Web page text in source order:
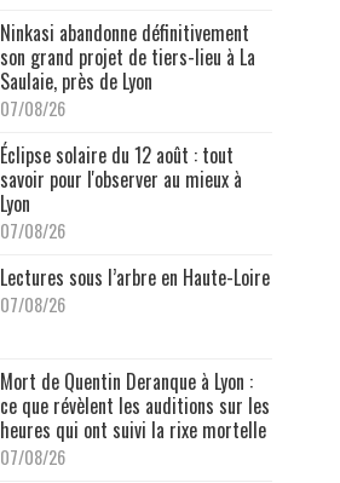
Ninkasi abandonne définitivement
son grand projet de tiers-lieu à La
Saulaie, près de Lyon
07/08/26
Éclipse solaire du 12 août : tout
savoir pour l'observer au mieux à
Lyon
07/08/26
Lectures sous l’arbre en Haute-Loire
07/08/26
Mort de Quentin Deranque à Lyon :
ce que révèlent les auditions sur les
heures qui ont suivi la rixe mortelle
07/08/26